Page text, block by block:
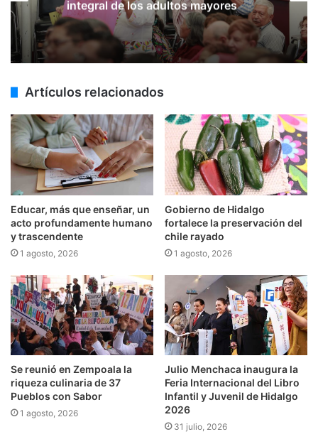
integral de los adultos mayores
Artículos relacionados
Educar, más que enseñar, un
acto profundamente humano
y trascendente
1 agosto, 2026
Gobierno de Hidalgo
fortalece la preservación del
chile rayado
1 agosto, 2026
Se reunió en Zempoala la
riqueza culinaria de 37
Pueblos con Sabor
1 agosto, 2026
Julio Menchaca inaugura la
Feria Internacional del Libro
Infantil y Juvenil de Hidalgo
2026
31 julio, 2026